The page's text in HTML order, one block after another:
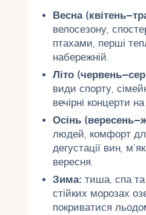
Весна
велосезону,
птахами, перші
набережній.
Літо
види спорту,
вечірні концерти
Осінь
людей, комфорт
дегустації вин,
вересня.
Зима: тиша, спа
стійких морозах
покриватися